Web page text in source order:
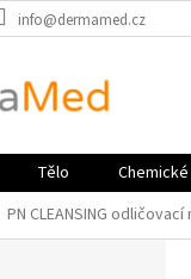
info@dermamed.cz
Tělo
PN CLEANSING